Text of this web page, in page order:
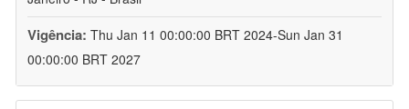
Vigência: Thu Jan 11 00:00:00 BRT 2024-Sun Jan 31
00:00:00 BRT 2027